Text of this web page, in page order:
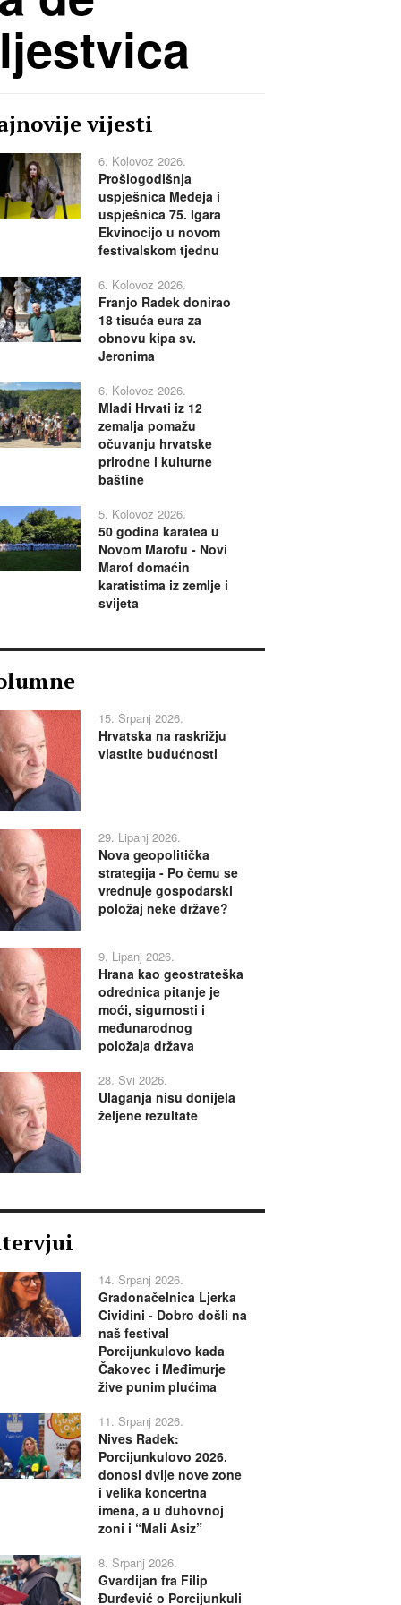
vijesti
6. Kolovoz 2026.
Prošlogodišnja
uspješnica Medeja i
uspješnica 75. Igara
Ekvinocijo u novom
festivalskom tjednu
6. Kolovoz 2026.
Franjo Radek donirao
18 tisuća eura za
obnovu kipa sv.
Jeronima
6. Kolovoz 2026.
Mladi Hrvati iz 12
zemalja pomažu
očuvanju hrvatske
prirodne i kulturne
baštine
5. Kolovoz 2026.
50 godina karatea u
Novom Marofu - Novi
Marof domaćin
karatistima iz zemlje i
svijeta
15. Srpanj 2026.
Hrvatska na raskrižju
vlastite budućnosti
29. Lipanj 2026.
Nova geopolitička
strategija - Po čemu se
vrednuje gospodarski
položaj neke države?
9. Lipanj 2026.
Hrana kao geostrateška
odrednica pitanje je
moći, sigurnosti i
međunarodnog
položaja država
28. Svi 2026.
Ulaganja nisu donijela
željene rezultate
14. Srpanj 2026.
Gradonačelnica Ljerka
Cividini - Dobro došli na
naš festival
Porcijunkulovo kada
Čakovec i Međimurje
žive punim plućima
11. Srpanj 2026.
Nives Radek:
Porcijunkulovo 2026.
donosi dvije nove zone
i velika koncertna
imena, a u duhovnoj
zoni i “Mali Asiz”
8. Srpanj 2026.
Gvardijan fra Filip
Đurđević o Porcijunkuli